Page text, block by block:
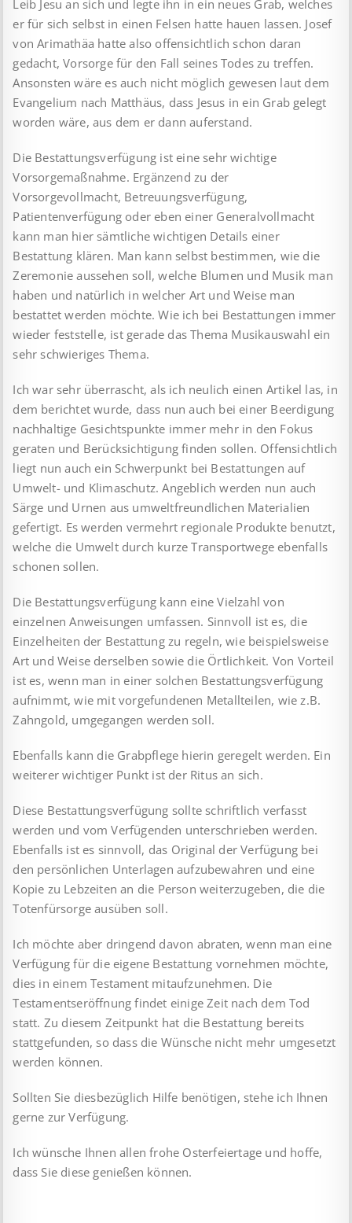
Leib Jesu an sich und legte ihn in ein neues Grab, welches
er für sich selbst in einen Felsen hatte hauen lassen. Josef
von Arimathäa hatte also offensichtlich schon daran
gedacht, Vorsorge für den Fall seines Todes zu treffen.
Ansonsten wäre es auch nicht möglich gewesen laut dem
Evangelium nach Matthäus, dass Jesus in ein Grab gelegt
worden wäre, aus dem er dann auferstand.
Die Bestattungsverfügung ist eine sehr wichtige
Vorsorgemaßnahme. Ergänzend zu der
Vorsorgevollmacht, Betreuungsverfügung,
Patientenverfügung oder eben einer General­vollmacht
kann man hier sämtliche wichtigen Details einer
Bestattung klären. Man kann selbst bestimmen, wie die
Zeremonie aussehen soll, welche Blumen und Musik man
haben und natürlich in welcher Art und Weise man
bestattet werden möchte. Wie ich bei Bestattungen immer
wieder feststelle, ist gerade das Thema Musikauswahl ein
sehr schwieriges Thema.
Ich war sehr überrascht, als ich neulich einen Artikel las, in
dem berichtet wurde, dass nun auch bei einer Beerdigung
nachhaltige Gesichtspunkte immer mehr in den Fokus
geraten und Berücksichtigung finden sollen. Offensichtlich
liegt nun auch ein Schwerpunkt bei Bestattungen auf
Umwelt- und Klimaschutz. Angeblich werden nun auch
Särge und Urnen aus umweltfreundlichen Materialien
gefertigt. Es werden vermehrt regionale Produkte benutzt,
welche die Umwelt durch kurze Transportwege ebenfalls
schonen sollen.
Die Bestattungsverfügung kann eine Vielzahl von
einzelnen Anweisungen umfassen. Sinnvoll ist es, die
Einzelheiten der Bestattung zu regeln, wie beispielsweise
Art und Weise derselben sowie die Örtlichkeit. Von Vorteil
ist es, wenn man in einer solchen Bestattungs­verfügung
aufnimmt, wie mit vorgefundenen Metallteilen, wie z.B.
Zahngold, umgegangen werden soll.
Ebenfalls kann die Grabpflege hierin geregelt werden. Ein
weiterer wichtiger Punkt ist der Ritus an sich.
Diese Bestattungsverfügung sollte schriftlich verfasst
werden und vom Verfügenden unterschrieben werden.
Ebenfalls ist es sinnvoll, das Original der Verfügung bei
den persönlichen Unterlagen aufzubewahren und eine
Kopie zu Lebzeiten an die Person weiterzugeben, die die
Totenfürsorge ausüben soll.
Ich möchte aber dringend davon abraten, wenn man eine
Verfügung für die eigene Bestattung vornehmen möchte,
dies in einem Testament mitaufzunehmen. Die
Testamentseröffnung findet einige Zeit nach dem Tod
statt. Zu diesem Zeitpunkt hat die Bestattung bereits
stattgefunden, so dass die Wünsche nicht mehr umgesetzt
werden können.
Sollten Sie diesbezüglich Hilfe benötigen, stehe ich Ihnen
gerne zur Verfügung.
Ich wünsche Ihnen allen frohe Osterfeiertage und hoffe,
dass Sie diese genießen können.